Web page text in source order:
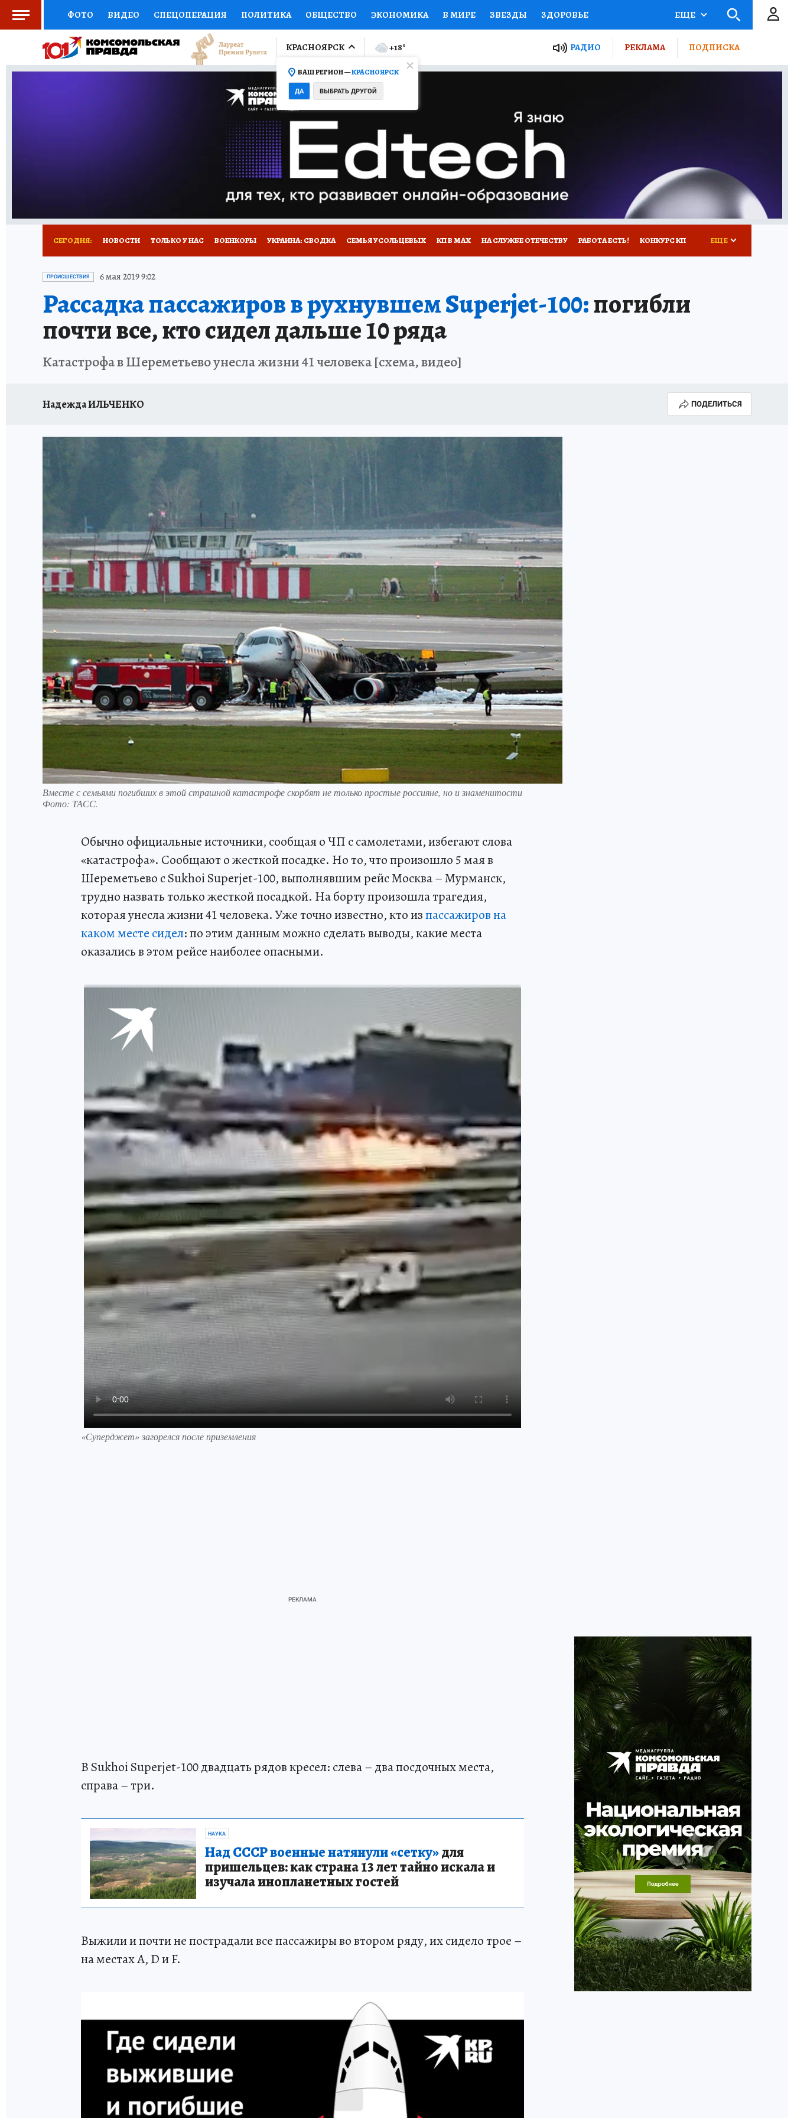
ФОТО ВИДЕО СПЕЦОПЕРАЦИЯ ПОЛИТИКА ОБЩЕСТВО ЭКОНОМИКА В МИРЕ ЗВЕЗДЫ ЗДОРОВЬЕ
СОЦПОДДЕРЖКА НАУКА СПОРТ КОЛУМНИСТЫ ПРОИСШЕСТВИЯ НАЦИОНАЛЬНЫЕ ПРОЕКТЫ РОССИИ
ВЫБОР ЭКСПЕРТОВ ДОКТОР ФИНАНСЫ ОТКРЫВАЕМ МИР Я ЗНАЮ СЕМЬЯ ЖЕНСКИЕ СЕКРЕТЫ ПУТЕВОДИТЕЛЬ
ПРОГНОЗЫ НА СПОРТ ПРОМОКОДЫ СЕРИАЛЫ
ТЕЛЕВИЗОР КОЛЛЕКЦИИ КОНКУРСЫ ГИД ПОТРЕБИТЕЛЯ
НОВОЕ НА САЙТЕ
ЕЩЕ
КРАСНОЯРСК
ВАШ РЕГИОН —КРАСНОЯРСК
ДА ВЫБРАТЬ ДРУГОЙ
+18° РАДИО РЕКЛАМА ПОДПИСКА
СЕГОДНЯ: НОВОСТИ ТОЛЬКО У НАС ВОЕНКОРЫ УКРАИНА: СВОДКА СЕМЬЯ УСОЛЬЦЕВЫХ КП В МАХ НА СЛУЖБЕ ОТЕЧЕСТВУ РАБОТА ЕСТЬ! КОНКУРС КП
ОТДЫХ В РОССИИ
ЕЩЕ
ПРОИСШЕСТВИЯ 6 мая 2019 9:02
Рассадка пассажиров в рухнувшем Superjet-100:погибли
почти все, кто сидел дальше 10 ряда
Катастрофа в Шереметьево унесла жизни 41 человека [схема, видео]
Надежда ИЛЬЧЕНКО ПОДЕЛИТЬСЯ
Вместе с семьями погибших в этой страшной катастрофе скорбят не только простые россияне, но и знаменитости
Фото: ТАСС.
Обычно официальные источники, сообщая о ЧП с самолетами, избегают слова
«катастрофа». Сообщают о жесткой посадке. Но то, что произошло 5 мая в
Шереметьево с Sukhoi Superjet-100, выполнявшим рейс Москва – Мурманск,
трудно назвать только жеcткой посадкой. На борту произошла трагедия,
которая унесла жизни 41 человека. Уже точно известно, кто изпассажиров на
каком месте сидел: по этим данным можно сделать выводы, какие места
оказались в этом рейсе наиболее опасными.
«Суперджет» загорелся после приземления
В Sukhoi Superjet-100 двадцать рядов кресел: слева – два посдочных места,
справа – три.
НАУКА
Над СССР военные натянули «сетку»для
пришельцев: как страна 13 лет тайно искала и
изучала инопланетных гостей
Выжили и почти не пострадали все пассажиры во втором ряду, их сидело трое –
на местах A, D и F.